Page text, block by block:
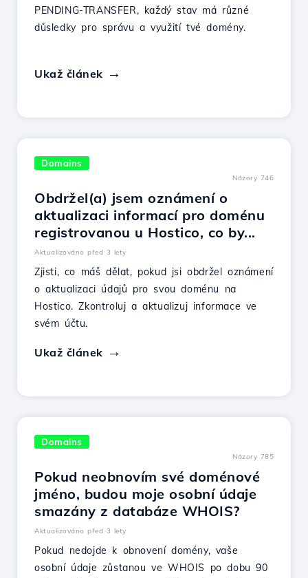
PENDING-TRANSFER, každý stav má různé
důsledky pro správu a využití tvé domény.
Ukaž článek
Domains
Názory 746
Obdržel(a) jsem oznámení o
aktualizaci informací pro doménu
registrovanou u Hostico, co by...
Aktualizováno před 3 lety
Zjisti, co máš dělat, pokud jsi obdržel oznámení
o aktualizaci údajů pro svou doménu na
Hostico. Zkontroluj a aktualizuj informace ve
svém účtu.
Ukaž článek
Domains
Názory 785
Pokud neobnovím své doménové
jméno, budou moje osobní údaje
smazány z databáze WHOIS?
Aktualizováno před 3 lety
Pokud nedojde k obnovení domény, vaše
osobní údaje zůstanou ve WHOIS po dobu 90